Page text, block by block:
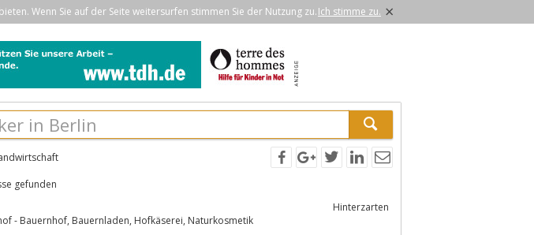
Wenn Sie auf der Seite weitersurfen stimmen Sie der Nutzung zu.Ich stimme zu. ×
gefunden
Hinterzarten
- Bauernhof, Bauernladen, Hofkäserei, Naturkosmetik